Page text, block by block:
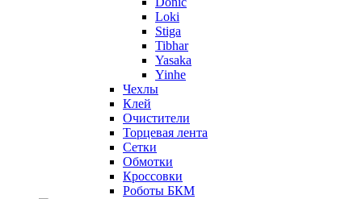
Loki
Stiga
Tibhar
Yasaka
Yinhe
Чехлы
Клей
Очистители
Торцевая лента
Сетки
Обмотки
Кроссовки
Роботы БКМ